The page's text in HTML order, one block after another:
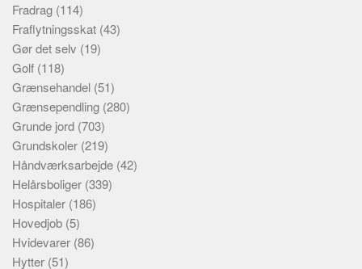
Fradrag (114)
Fraflytningsskat (43)
Gør det selv (19)
Golf (118)
Grænsehandel (51)
Grænsependling (280)
Grunde jord (703)
Grundskoler (219)
Håndværksarbejde (42)
Helårsboliger (339)
Hospitaler (186)
Hovedjob (5)
Hvidevarer (86)
Hytter (51)